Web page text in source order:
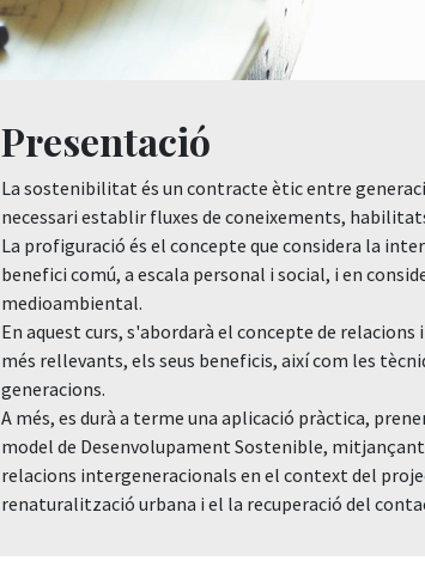
Presentació
La sostenibilitat és un contracte ètic entre
necessari establir fluxes de coneixements,
La profiguració és el concepte que considera la
benefici comú, a escala personal i social, i en
medioambiental.
En aquest curs, s'abordarà el concepte de
més rellevants, els seus beneficis, així com les
generacions.
A més, es durà a terme una aplicació pràctica,
model de Desenvolupament Sostenible,
relacions intergeneracionals en el context del
renaturalització urbana i el la recuperació del